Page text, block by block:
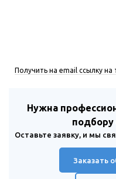
Получить на email ссылку на
Нужна
подбору
Оставьте заявку, и мы
Заказать